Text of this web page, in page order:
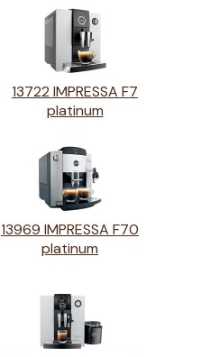
13722 IMPRESSA F7
platinum
13969 IMPRESSA F70
platinum